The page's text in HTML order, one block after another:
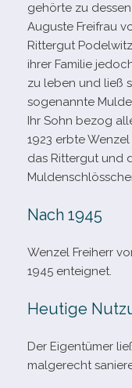
gehörte zu
Auguste Freifrau
Rittergut
ihrer Familie
zu leben und ließ
soge­nannte
Ihr Sohn bezog
1923 erbte
das Rittergut und
Nach 1945
Wenzel Freiherr
1945 enteignet.
Heutige
Der Eigentümer
mal­ge­recht